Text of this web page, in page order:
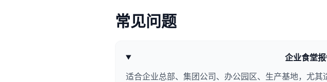
常见问题
企业食堂
适合企业总部、集团公司、办公园区、生产基地，尤